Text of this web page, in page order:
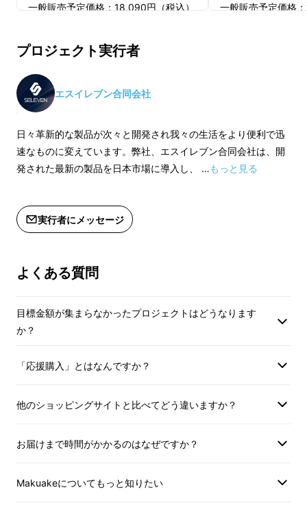
一般販売予定価格：18,090円（税込）
上した場合、正規販売価格が販売予定
価格より下がる可能性もございます。
適格請求書発行事業者登録番号：なし
一般販売予定価格
プロジェクト実行者
エスイレブン合同会社
日々革新的な製品が次々と開発され我々の生活をより便利で迅
速なものに変えています。弊社、エスイレブン合同会社は、開
発された最新の製品を日本市場に導入し、 …もっと見る
実行者にメッセージ
よくある質問
目標金額が集まらなかったプロジェクトはどうなります
か？
「応援購入」とはなんですか？
他のショッピングサイトと比べてどう違いますか？
お届けまで時間がかかるのはなぜですか？
Makuakeについてもっと知りたい